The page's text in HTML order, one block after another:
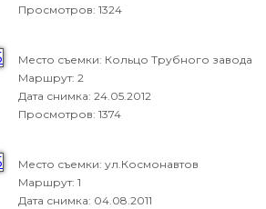
Просмотров: 1324
Место съемки: Кольцо Трубного завода
Маршрут: 2
Дата снимка: 24.05.2012
Просмотров: 1374
Место съемки: ул.Космонавтов
Маршрут: 1
Дата снимка: 04.08.2011